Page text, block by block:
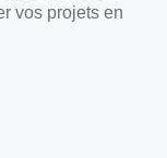
vos projets en